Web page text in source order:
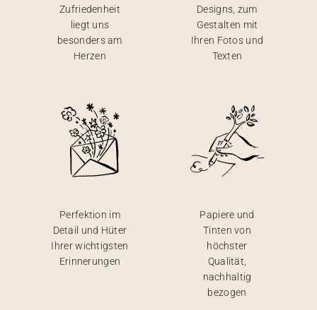
Zufriedenheit
liegt uns
besonders am
Herzen
Designs, zum
Gestalten mit
Ihren Fotos und
Texten
Perfektion im
Detail und Hüter
Ihrer wichtigsten
Erinnerungen
Papiere und
Tinten von
höchster
Qualität,
nachhaltig
bezogen